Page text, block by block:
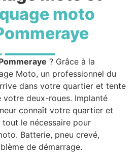
moto
? Grâce à la
Moto, un professionnel du
dans votre quartier et tente
votre deux-roues. Implanté
connaît votre quartier et
le nécessaire pour
Batterie, pneu crevé,
de démarrage.